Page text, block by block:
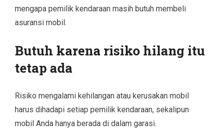
mengapa pemilik kendaraan masih butuh membeli
asuransi mobil.
Butuh karena risiko hilang itu
tetap ada
Risiko mengalami kehilangan atau kerusakan mobil
harus dihadapi setiap pemilik kendaraan, sekalipun
mobil Anda hanya berada di dalam garasi.